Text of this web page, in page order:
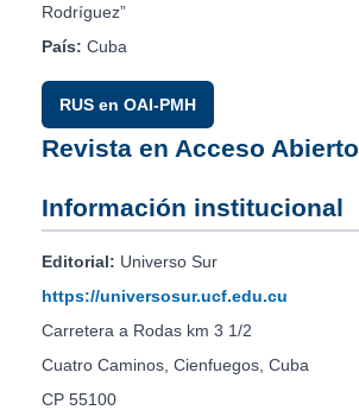
Rodríguez”
País: Cuba
RUS en OAI-PMH
Revista en Acceso Abierto
Información institucional
Editorial: Universo Sur
https://universosur.ucf.edu.cu
Carretera a Rodas km 3 1/2
Cuatro Caminos, Cienfuegos, Cuba
CP 55100